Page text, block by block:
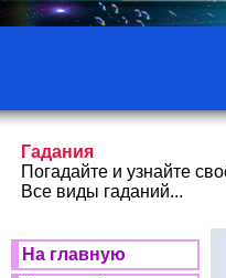
Гадания
Погадайте и узнайте
Все виды гаданий...
На главную